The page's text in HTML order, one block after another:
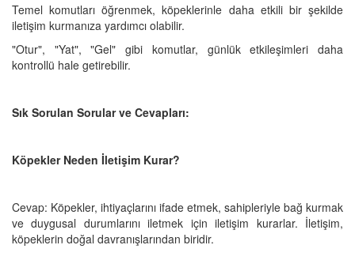
Temel komutları öğrenmek, köpeklerinle daha etkili bir şekilde
iletişim kurmanıza yardımcı olabilir.
"Otur", "Yat", "Gel" gibi komutlar, günlük etkileşimleri daha
kontrollü hale getirebilir.
Sık Sorulan Sorular ve Cevapları:
Köpekler Neden İletişim Kurar?
Cevap: Köpekler, ihtiyaçlarını ifade etmek, sahipleriyle bağ kurmak
ve duygusal durumlarını iletmek için iletişim kurarlar. İletişim,
köpeklerin doğal davranışlarından biridir.